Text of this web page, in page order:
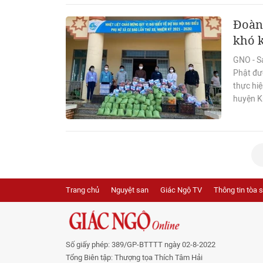
khó
GNO -
Phật
thực
huyện
Trang chủ Nguyệt san Giác Ngộ TV Thông tin tòa
Số giấy phép: 389/GP-BTTTT ngày 02-8-2022
Tổng Biên tập: Thượng tọa Thích Tâm Hải